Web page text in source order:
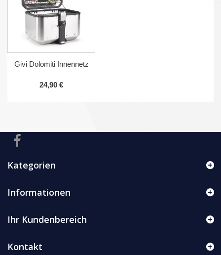
Givi Dolomiti Innennetz
24,90 €
Kategorien
Informationen
Ihr Kundenbereich
Kontakt